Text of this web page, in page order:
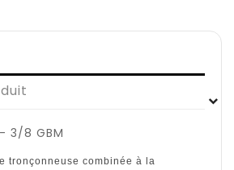
3/8 GBM
tronçonneuse combinée à la